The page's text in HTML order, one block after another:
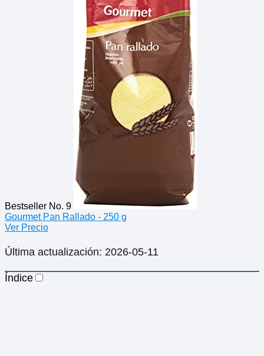
Bestseller No. 9
Gourmet Pan Rallado - 250 g
Ver Precio
Última actualización: 2026-05-11
Índice